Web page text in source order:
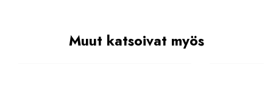
Muut katsoivat myös